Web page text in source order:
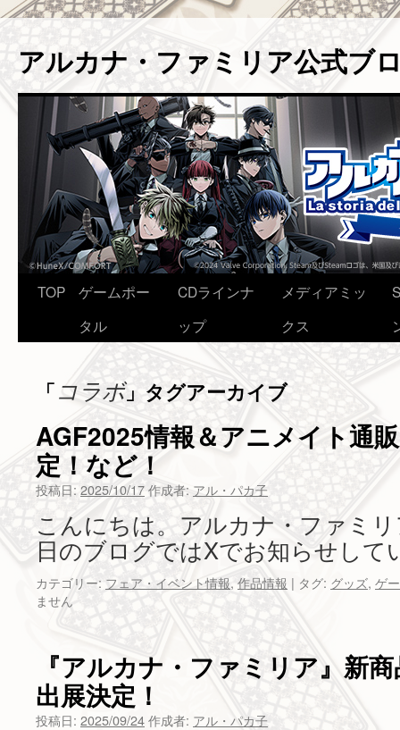
アルカナ・ファミリア公式ブ
コ
へ
ス
TOP
ゲームポー
タル
CDラインナ
ップ
メディアミッ
クス
「コラボ」タグアーカイブ
AGF2025情報＆アニメイト通
定！など！
投稿日: 2025/10/17作成者: アル・パカ子
こんにちは。アルカナ・ファミ
日のブログではXでお知らせし
カテゴリー: フェア・イベント情報, 作品情報 | タグ: グッズ, ゲ
ません
『アルカナ・ファミリア』新
出展決定！
投稿日: 2025/09/24作成者: アル・パカ子